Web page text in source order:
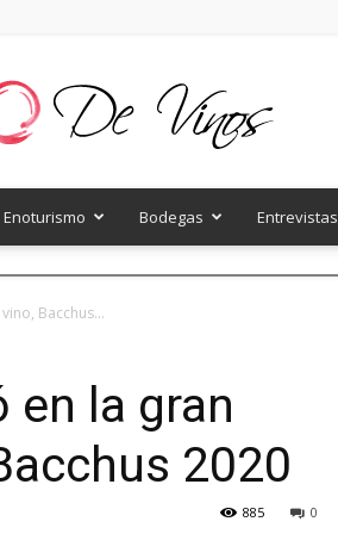
Enoturismo Bodegas Entrevistas
Bacchus...
en la gran
2020
0
885